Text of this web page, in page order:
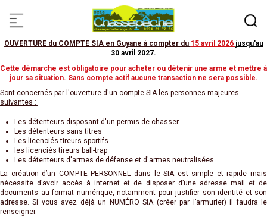
OUVERTURE du COMPTE SIA en Guyane à compter du 15 avril 2026 jusqu'au
30 avril 2027.
Cette démarche est obligatoire pour acheter ou détenir une arme et mettre à
jour sa situation. Sans compte actif aucune transaction ne sera possible.
Sont concernés par l'ouverture d'un compte SIA les personnes majeures
suivantes :
Les détenteurs disposant d'un permis de chasser
Les détenteurs sans titres
Les licenciés tireurs sportifs
les licenciés tireurs ball-trap
Les détenteurs d'armes de défense et d'armes neutralisées
La création d’un COMPTE PERSONNEL dans le SIA est simple et rapide mais
nécessite d’avoir accès à internet et de disposer d’une adresse mail et de
documents au format numérique, notamment pour justifier son identité et son
adresse. Si vous avez déjà un NUMÉRO SIA (créer par l’armurier) il faudra le
renseigner.